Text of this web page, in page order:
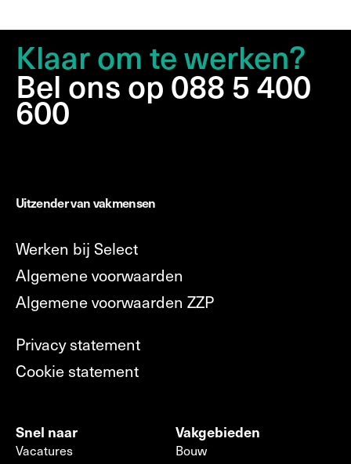
Klaar om te werken?
Bel ons op 088 5 400
600
Uitzender van vakmensen
Werken bij Select
Algemene voorwaarden
Algemene voorwaarden ZZP
Privacy statement
Cookie statement
Snel naar
Vacatures
Vakgebieden
Bouw